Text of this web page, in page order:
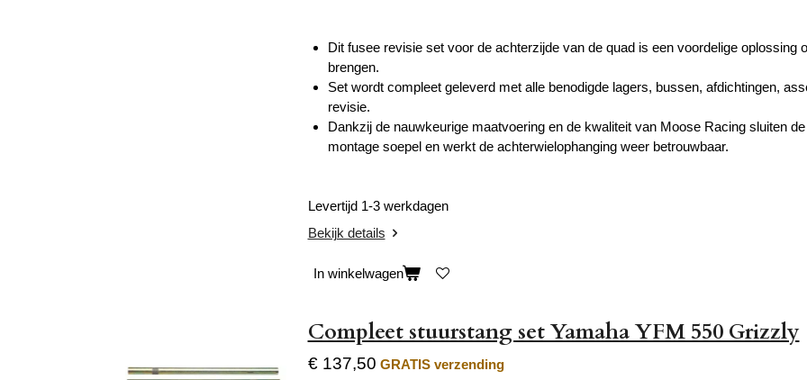
Dit fusee revisie set voor de achterzijde van de quad is een voordelige oplossing
brengen.
Set wordt compleet geleverd met alle benodigde lagers, bussen, afdichtingen,
revisie.
Dankzij de nauwkeurige maatvoering en de kwaliteit van Moose Racing sluiten
montage soepel en werkt de achterwielophanging weer betrouwbaar.
Levertijd 1-3 werkdagen
Bekijk details
In winkelwagen
Compleet stuurstang set Yamaha YFM 550 Grizzly
€ 137,50 GRATIS verzending